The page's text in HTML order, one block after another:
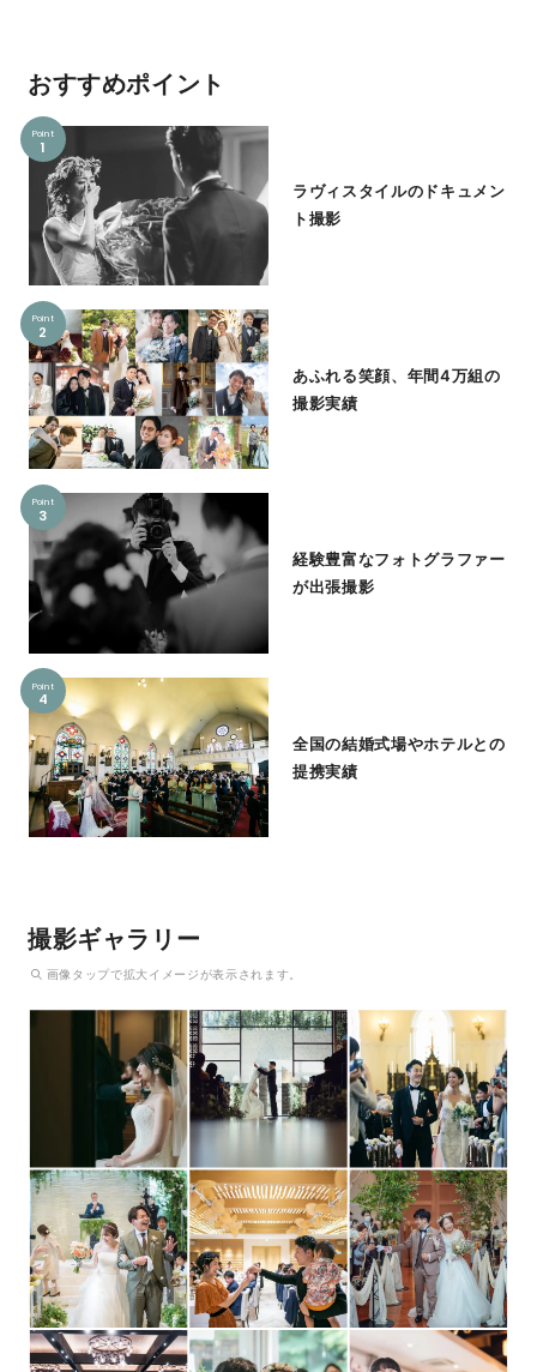
おすすめポイント
Point
1
ラヴィスタイルのドキュメン
ト撮影
Point
2
あふれる笑顔、年間4万組の
撮影実績
Point
3
経験豊富なフォトグラファー
が出張撮影
Point
4
全国の結婚式場やホテルとの
提携実績
撮影ギャラリー
画像 タップで拡大イメージが表示されます。